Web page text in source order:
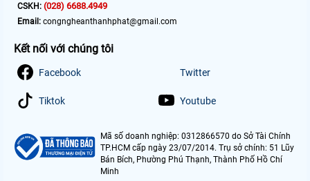
CSKH: (028) 6688.4949
Email: congngheanthanhphat@gmail.com
Kết nối với chúng tôi
Facebook Twitter
Tiktok Youtube
Mã số doanh nghiệp: 0312866570 do Sở Tài Chính
TP.HCM cấp ngày 23/07/2014. Trụ sở chính: 51 Lũy
Bán Bích, Phường Phú Thạnh, Thành Phố Hồ Chí
Minh